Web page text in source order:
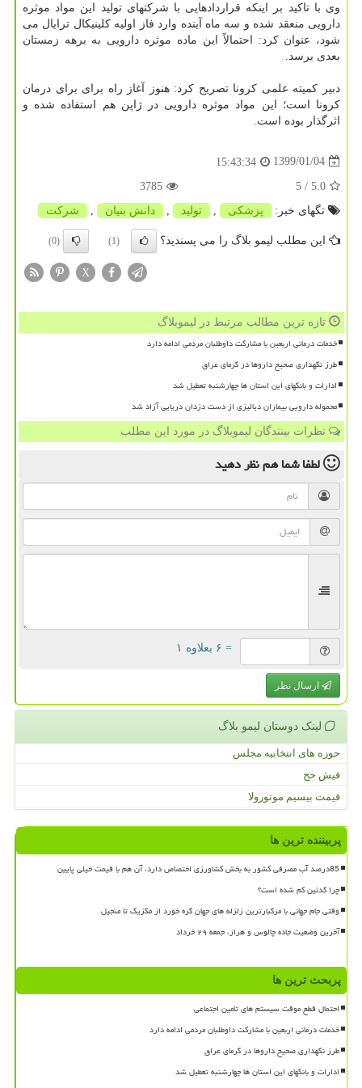
وی با تاكید بر اینكه قراردادهایی با شركتهای تولید این مواد موثره
دارویی منعقد شده و سه ماه آینده وارد فاز اولیه كلینیكال ترایال می
شود، عنوان كرد: احتمالاً این ماده موثره دارویی به برهه زمستان
بعدی برسد.
دبیر كمیته علمی كرونا تصریح كرد: هنوز آغاز راه برای برای درمان
كرونا است؛ این مواد موثره دارویی در ژاپن هم استفاده شده و
اثرگذار بوده است.
1399/01/04
15:43:34
5.0
/ 5
3785
تگهای خبر:
پزشكی تولید دانش بنیان شركت
این مطلب لیمو بلاگ را می پسندید؟ (1)
(0)
X
تازه ترین مطالب مرتبط در لیموبلاگ
خدمات درمانی اربعین با مشارکت داوطلبان مردمی ادامه دارد
طرز نگهداری صحیح داروها در گرمای عراق
ادارات و بانکهای این استان ها چهارشنبه تعطیل شد
محموله دارویی بیماران دیالیزی از دست دزدان دریایی آزاد شد
نظرات بینندگان لیموبلاگ در مورد این مطلب
لطفا شما همنظر دهید
= ۶ بعلاوه ۱
ارسال نظر
لینک دوستان لیمو بلاگ
حوزه های انتخابیه مجلس
فیش حج
قیمت بیسیم موتورولا
پربیننده ترین ها
85درصد آب مصرفی کشور به بخش کشاورزی اختصاص دارد، آن هم با قیمت خیلی پایین
چرا کدئین کم شده است؟
وقتی جام جهانی با مرگبارترین زلزله های جهان گره خورد از مکزیک تا منجیل
آخرین وضعیت جاده چالوس و هراز، جمعه ۲۹ خرداد
پربحث ترین ها
احتمال قطع موقت سیستم های تامین اجتماعی
خدمات درمانی اربعین با مشارکت داوطلبان مردمی ادامه دارد
طرز نگهداری صحیح داروها در گرمای عراق
ادارات و بانکهای این استان ها چهارشنبه تعطیل شد